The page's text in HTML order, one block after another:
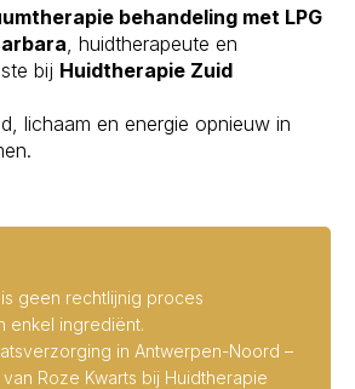
behandeling met LPG
, huidtherapeute en
bij Huidtherapie Zuid
lichaam en energie opnieuw in
geen rechtlijnig proces
enkel ingrediënt.
in Antwerpen-Noord –
Roze Kwarts bij Huidtherapie